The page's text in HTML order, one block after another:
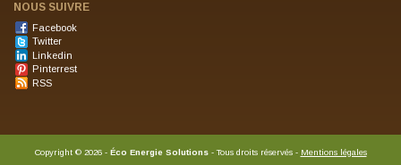
NOUS SUIVRE
Facebook
Twitter
Linkedin
Pinterrest
RSS
Copyright ©2026 - Éco Energie Solutions- Tous droits réservés - Mentions légales